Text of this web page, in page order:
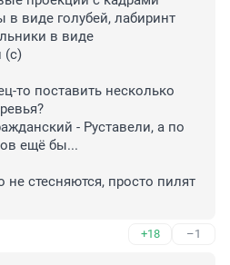
в виде голубей, лабиринт
в виде
(с)
то поставить несколько
- Руставели, а по
ещё бы...
не стесняются, просто пилят
+18 –1